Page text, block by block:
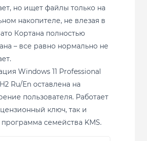
но ищет файлы только на
накопителе, не влезая в
Кортана полностью
– все равно нормально не
Windows 11 Professional
Ru/En оставлена на
пользователя. Работает
ключ, так и
семейства KMS.